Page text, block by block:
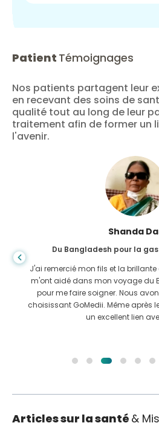
Patient Témoignages
Nos patients partagent leur
en recevant des soins de
qualité tout au long de leur
traitement afin de former un
l'avenir.
Furkanoul
Du Bangladesh pour
J'avais donné tout l'espoir que
recevoir n'importe quel type de
problème rénal. Ce n'est qu'après
avec la grâce d'Allah et les
Articles sur la santé &